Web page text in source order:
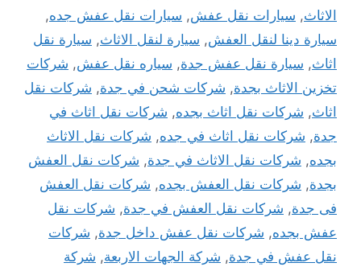
الاثاث, سيارات نقل عفش, سيارات نقل عفش جده,
سيارة دينا لنقل العفش, سيارة لنقل الاثاث, سيارة نقل
اثاث, سيارة نقل عفش جدة, سياره نقل عفش, شركات
تخزين الاثاث بجدة, شركات شحن في جدة, شركات نقل
اثاث, شركات نقل اثاث بجده, شركات نقل اثاث في
جدة, شركات نقل اثاث في جده, شركات نقل الاثاث
بجده, شركات نقل الاثاث في جدة, شركات نقل العفش
بجدة, شركات نقل العفش بجده, شركات نقل العفش
فى جدة, شركات نقل العفش في جدة, شركات نقل
عفش بجده, شركات نقل عفش داخل جدة, شركات
نقل عفش في جدة, شركة الجهات الاربعة, شركة